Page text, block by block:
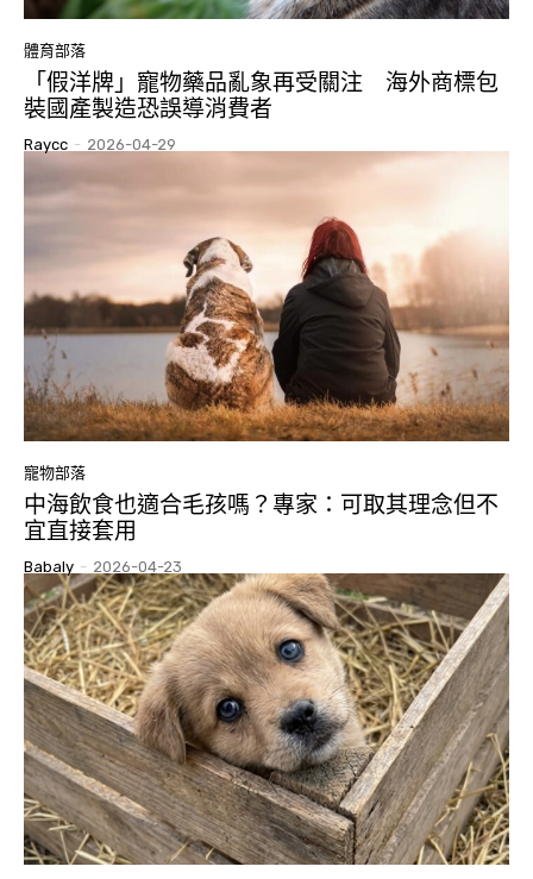
體育部落
「假洋牌」寵物藥品亂象再受關注 海外商標包
裝國產製造恐誤導消費者
Raycc - 2026-04-29
寵物部落
中海飲食也適合毛孩嗎？專家：可取其理念但不
宜直接套用
Babaly - 2026-04-23